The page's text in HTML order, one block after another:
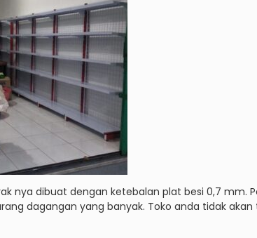
nya dibuat dengan ketebalan plat besi 0,7 mm.
dagangan yang banyak. Toko anda tidak